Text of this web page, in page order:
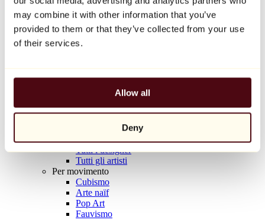
may combine it with other information that you’ve
provided to them or that they’ve collected from your use
of their services.
Allow all
Deny
Balloon Dog (Orange)
Jeff Koons
10.000 €
Artisti
Tutti i pittori
Tutti i fotografi
Tutti i disegnatori
Tutti i designer
Tutti gli artisti
Per movimento
Cubismo
Arte naïf
Pop Art
Fauvismo